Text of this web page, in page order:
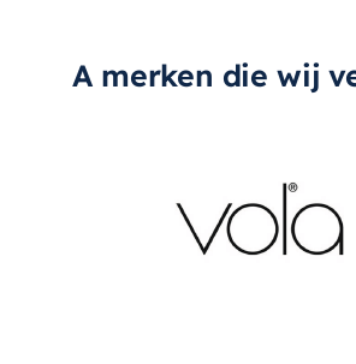
A merken die wij